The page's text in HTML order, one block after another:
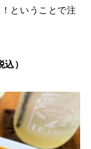
ということで注
）